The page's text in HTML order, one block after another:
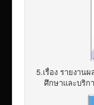
5.เรื่อง รายงาน
ศึกษาและบริก